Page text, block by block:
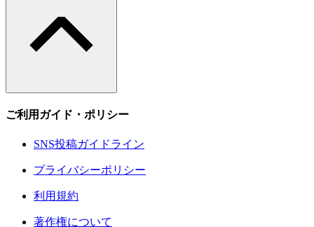
ご利用ガイド・ポリシー
SNS投稿ガイドライン
プライバシーポリシー
利用規約
著作権について